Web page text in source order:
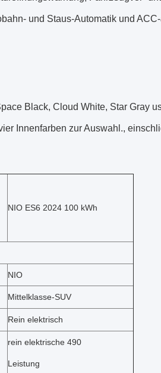
und Staus-Automatik und
Black, Cloud White, Star Gray
Innenfarben zur Auswahl.,
NIO ES6 2024 100 kWh
NIO
Mittelklasse-SUV
Rein elektrisch
rein elektrische 490
Leistung